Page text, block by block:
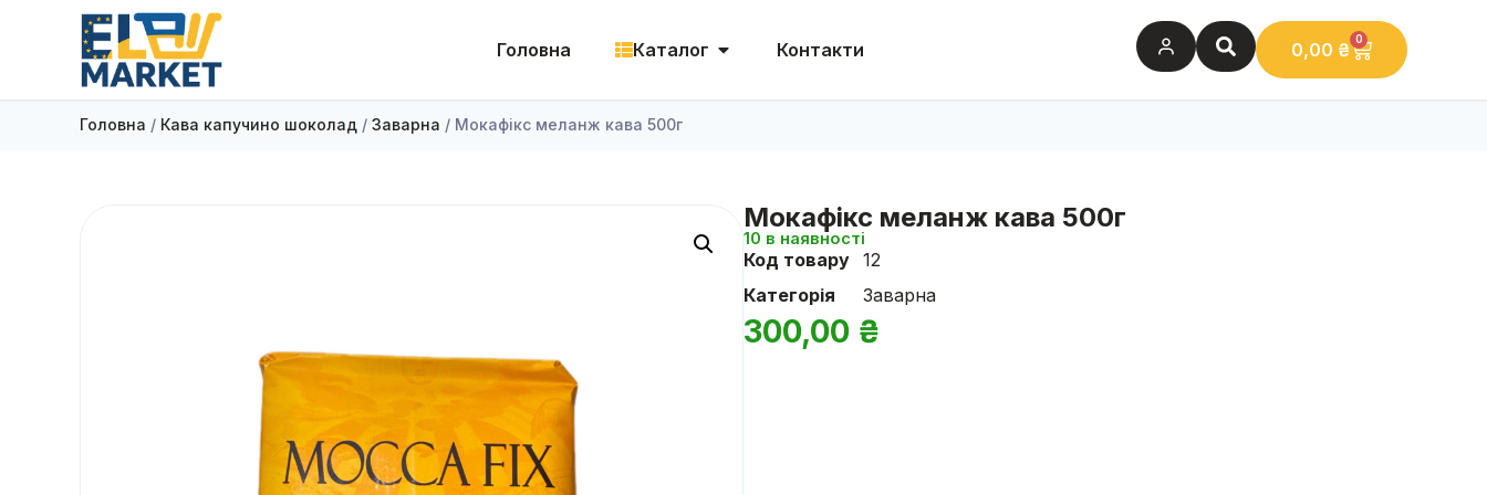
Головна Каталог Контакти 0,00 ₴ 0
Головна / Кава капучино шоколад / Заварна / Мокафікс меланж кава 500г
Мокафікс меланж кава 500г
10 в наявності
Код товару 12
Категорія
Заварна
300,00 ₴